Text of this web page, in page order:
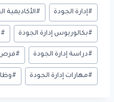
وسوم
المقال:
#إدارة الجودة #الأكاديمية
#بكالوريوس إدارة الجودة #
#دراسة إدارة الجودة #فرص
#مهارات إدارة الجودة #